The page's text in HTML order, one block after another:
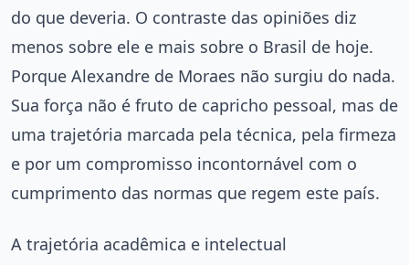
do que deveria. O contraste das opiniões diz
menos sobre ele e mais sobre o Brasil de hoje.
Porque Alexandre de Moraes não surgiu do nada.
Sua força não é fruto de capricho pessoal, mas de
uma trajetória marcada pela técnica, pela firmeza
e por um compromisso incontornável com o
cumprimento das normas que regem este país.
A trajetória acadêmica e intelectual